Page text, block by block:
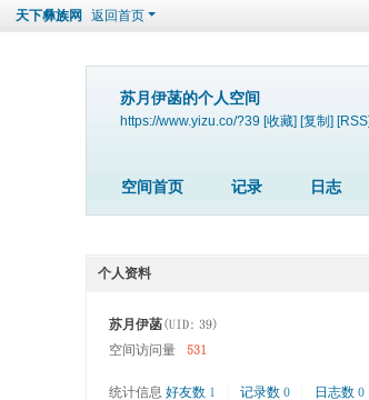
天下彝族网 返回首页
苏月伊菡的个人空间
https://www.yizu.co/?39 [收藏] [复制]
空间首页 记录 日志
个人资料
苏月伊菡(UID: 39)
空间访问量
531
统计信息 好友数 1 记录数 0 日志数 0